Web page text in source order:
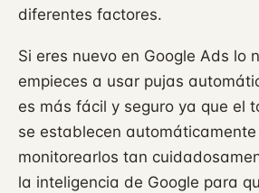
diferentes factores.
Si eres nuevo en Google Ads lo
empieces a usar pujas
es más fácil y seguro ya que el
se establecen
monitorearlos tan
la inteligencia de Google para